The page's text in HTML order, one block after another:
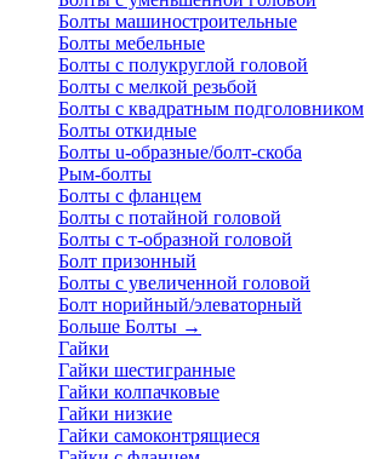
Болты машиностроительные
Болты мебельные
Болты с полукруглой головой
Болты с мелкой резьбой
Болты с квадратным подголовником
Болты откидные
Болты u-образные/болт-скоба
Рым-болты
Болты с фланцем
Болты с потайной головой
Болты с т-образной головой
Болт призонный
Болты с увеличенной головой
Болт норийный/элеваторный
Больше Болты →
Гайки
Гайки шестигранные
Гайки колпачковые
Гайки низкие
Гайки самоконтрящиеся